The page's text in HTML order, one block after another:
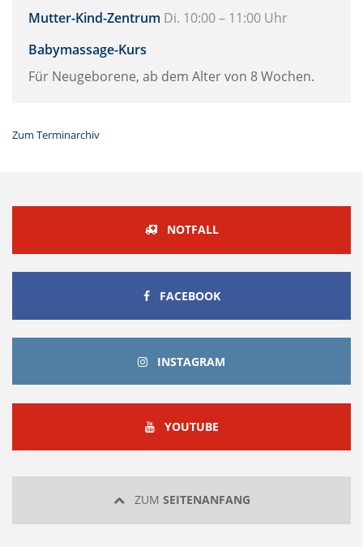
Mutter-Kind-Zentrum Di. 10:00 – 11:00 Uhr
Babymassage-Kurs
Für Neugeborene, ab dem Alter von 8 Wochen.
Zum Terminarchiv
NOTFALL
FACEBOOKFACEBOOK
INSTAGRAM
YOUTUBEYOUTUBE
ZUM SEITENANFANG